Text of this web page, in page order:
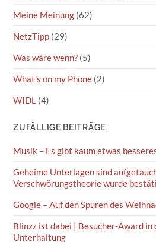
Meine Meinung (62)
NetzTipp (29)
Was wäre wenn? (5)
What's on my Phone (2)
WIDL (4)
ZUFÄLLIGE BEITRÄGE
Musik – Es gibt kaum etwas
Geheime Unterlagen sind
Verschwörungstheorie wurde
Google – Auf den Spuren des
Blinzz ist dabei | Besucher-Award
Unterhaltung